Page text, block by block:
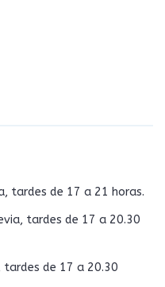
tardes de 17 a 21 horas.
tardes de 17 a 20.30
tardes de 17 a 20.30